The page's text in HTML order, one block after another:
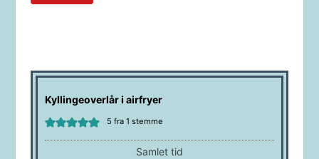
Kyllingeoverlår i airfryer
5 fra 1 stemme
Samlet tid